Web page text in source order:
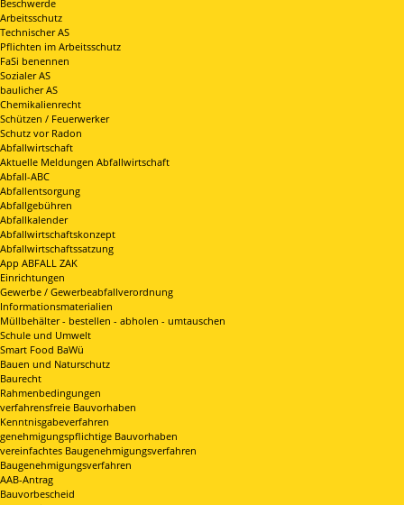
Beschwerde
Arbeitsschutz
Technischer AS
Pflichten im Arbeitsschutz
FaSi benennen
Sozialer AS
baulicher AS
Chemikalienrecht
Schützen / Feuerwerker
Schutz vor Radon
Abfallwirtschaft
Aktuelle Meldungen Abfallwirtschaft
Abfall-ABC
Abfallentsorgung
Abfallgebühren
Abfallkalender
Abfallwirtschaftskonzept
Abfallwirtschaftssatzung
App ABFALL ZAK
Einrichtungen
Gewerbe / Gewerbeabfallverordnung
Informationsmaterialien
Müllbehälter - bestellen - abholen - umtauschen
Schule und Umwelt
Smart Food BaWü
Bauen und Naturschutz
Baurecht
Rahmenbedingungen
verfahrensfreie Bauvorhaben
Kenntnisgabeverfahren
genehmigungspflichtige Bauvorhaben
vereinfachtes Baugenehmigungsverfahren
Baugenehmigungsverfahren
AAB-Antrag
Bauvorbescheid